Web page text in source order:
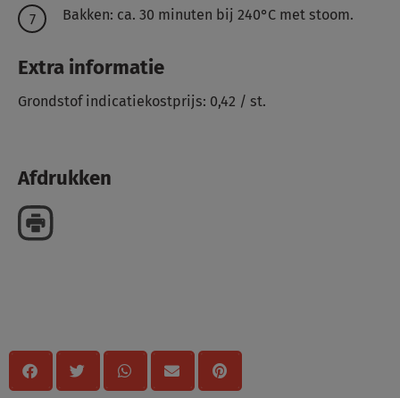
Bakken: ca. 30 minuten bij 240°C met stoom.
Extra informatie
Grondstof indicatiekostprijs: 0,42 / st.
Afdrukken